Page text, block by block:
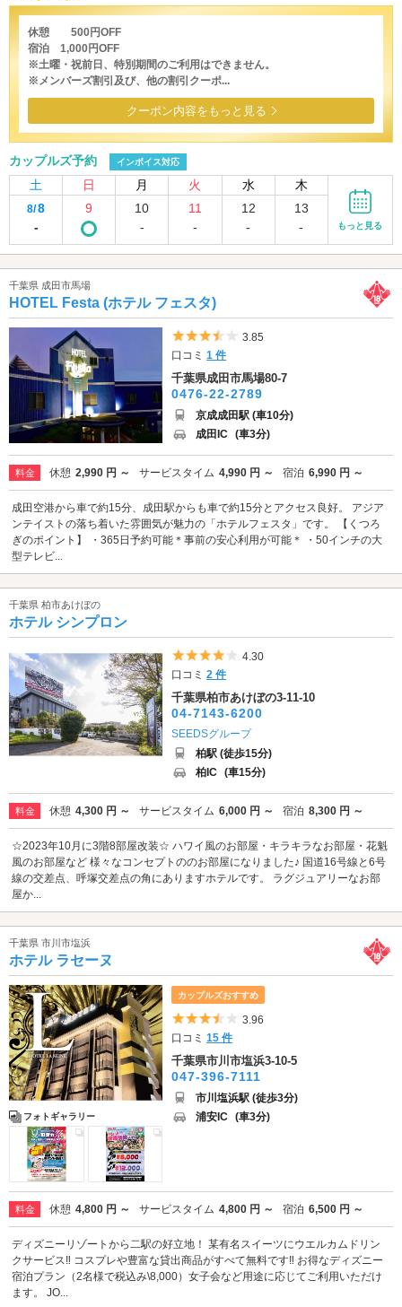
休憩 500円OFF
宿泊 1,000円OFF
※土曜・祝前日、特別期間のご利用はできません。
※メンバーズ割引及び、他の割引クーポ...
クーポン内容をもっと見る
カップルズ予約 インボイス対応
土 日 月 火 水 木
8/8
-
9
10
-
11
-
12
-
13
-
もっと見る
千葉県 成田市馬場
HOTEL Festa (ホテル フェスタ)
5つ星のうち3.5
3.85
口コミ1 件
千葉県成田市馬場80-7
0476-22-2789
京成成田駅 (車10分)
成田IC (車3分)
料金 休憩 2,990 円 ～ サービスタイム 4,990 円 ～ 宿泊 6,990 円 ～
成田空港から車で約15分、成田駅からも車で約15分とアクセス良好。 アジア
ンテイストの落ち着いた雰囲気が魅力の「ホテルフェスタ」です。 【くつろ
ぎのポイント】 ・365日予約可能＊事前の安心利用が可能＊ ・50インチの大
型テレビ...
千葉県 柏市あけぼの
ホテル シンプロン
5つ星のうち4
4.30
口コミ2 件
千葉県柏市あけぼの3-11-10
04-7143-6200
SEEDSグループ
柏駅 (徒歩15分)
柏IC (車15分)
料金 休憩 4,300 円 ～ サービスタイム 6,000 円 ～ 宿泊 8,300 円 ～
☆2023年10月に3階8部屋改装☆ ハワイ風のお部屋・キラキラなお部屋・花魁
風のお部屋など 様々なコンセプトののお部屋になりました♪ 国道16号線と6号
線の交差点、呼塚交差点の角にありますホテルです。 ラグジュアリーなお部
屋か...
千葉県 市川市塩浜
ホテル ラセーヌ
フォトギャラリー
カップルズおすすめ
5つ星のうち3.5
3.96
口コミ15 件
千葉県市川市塩浜3-10-5
047-396-7111
市川塩浜駅 (徒歩3分)
浦安IC (車3分)
料金 休憩 4,800 円 ～ サービスタイム 4,800 円 ～ 宿泊 6,500 円 ～
ディズニーリゾートから二駅の好立地！ 某有名スイーツにウエルカムドリン
クサービス‼ コスプレや豊富な貸出商品がすべて無料です‼ お得なディズニー
宿泊プラン（2名様で税込み\8,000）女子会など用途に応じてご利用いただけ
ます。 JO...